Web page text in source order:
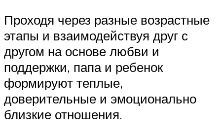
Проходя через разные возрастные
этапы и взаимодействуя друг с
другом на основе любви и
поддержки, папа и ребенок
формируют теплые,
доверительные и эмоционально
близкие отношения.